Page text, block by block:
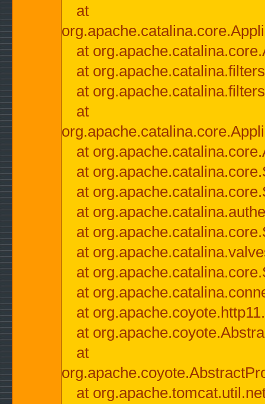
at
at
at
at
at
at
at
at
at
at
at
at
at
at
at
at
at